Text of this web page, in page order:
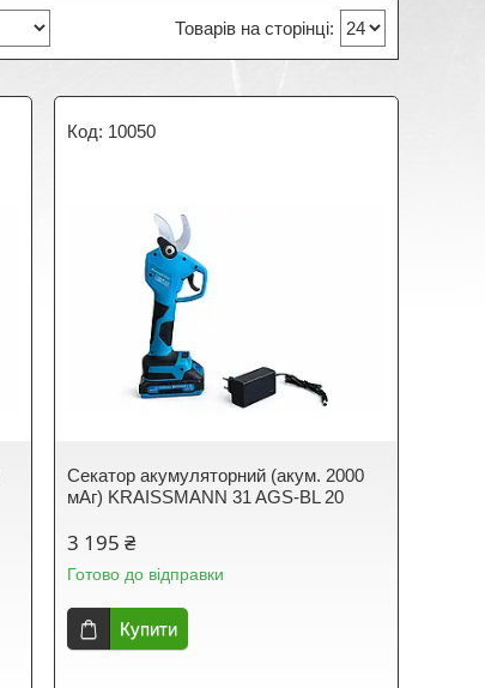
10050
Секатор акумуляторний (акум. 2000
мАг) KRAISSMANN 31 AGS-BL 20
3 195 ₴
Готово до відправки
Купити